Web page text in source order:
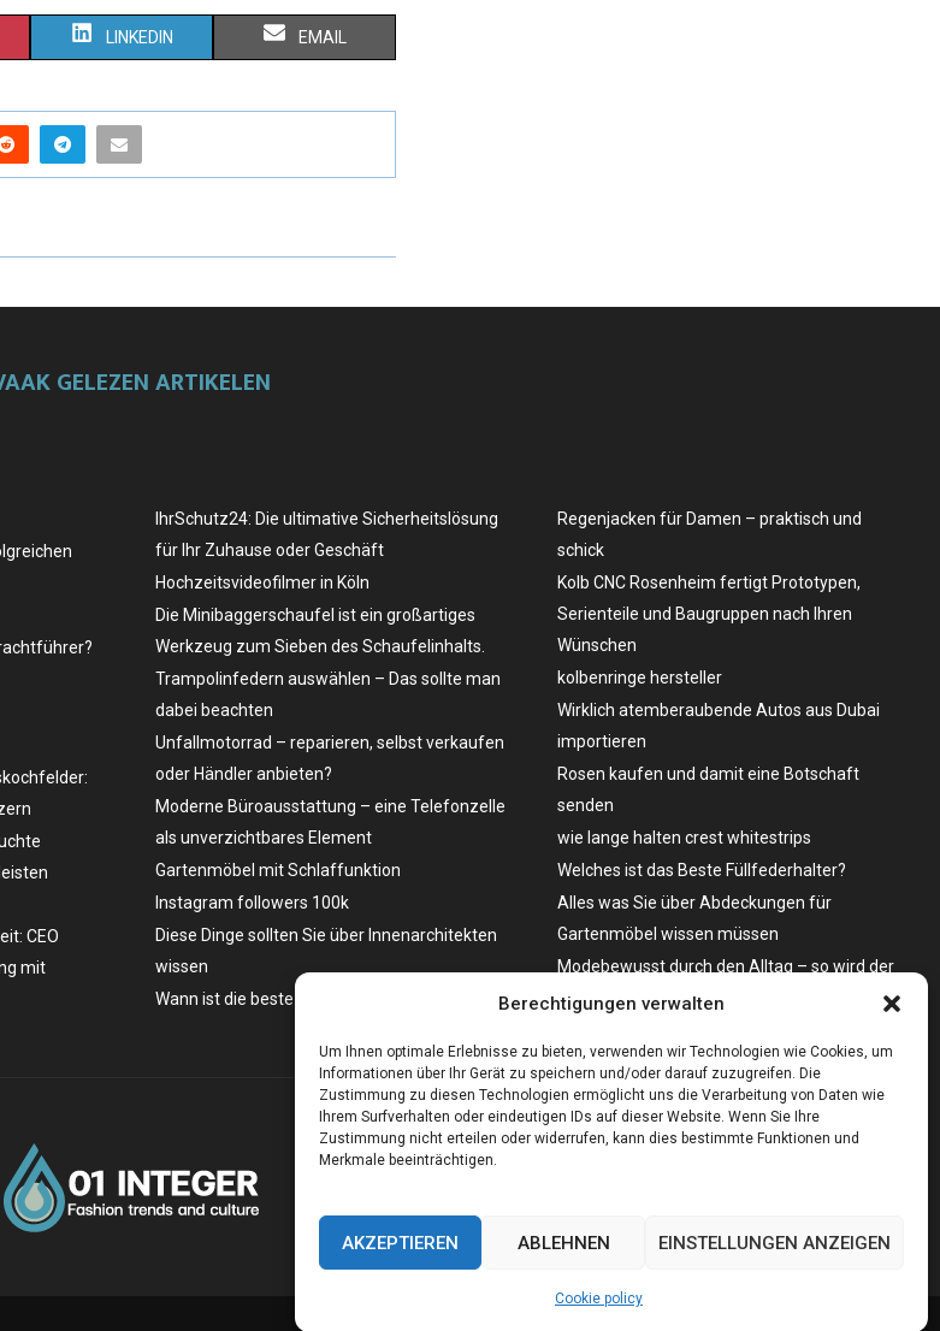
Berechtigungen verwalten
Um Ihnen optimale Erlebnisse zu bieten, verwenden wir Technologien wie Cookies, um
Informationen über Ihr Gerät zu speichern und/oder darauf zuzugreifen. Die
Zustimmung zu diesen Technologien ermöglicht uns die Verarbeitung von Daten wie
Ihrem Surfverhalten oder eindeutigen IDs auf dieser Website. Wenn Sie Ihre
Zustimmung nicht erteilen oder widerrufen, kann dies bestimmte Funktionen und
Merkmale beeinträchtigen.
AKZEPTIEREN ABLEHNEN EINSTELLUNGEN ANZEIGEN
Cookie policy
LINKEDIN EMAIL
GELEZEN ARTIKELEN
CEO
mit
IhrSchutz24: Die ultimative Sicherheitslösung
für Ihr Zuhause oder Geschäft
Hochzeitsvideofilmer in Köln
Die Minibaggerschaufel ist ein großartiges
Werkzeug zum Sieben des Schaufelinhalts.
Trampolinfedern auswählen – Das sollte man
dabei beachten
Unfallmotorrad – reparieren, selbst verkaufen
oder Händler anbieten?
Moderne Büroausstattung – eine Telefonzelle
als unverzichtbares Element
Gartenmöbel mit Schlaffunktion
Instagram followers 100k
Diese Dinge sollten Sie über Innenarchitekten
wissen
Wann ist die beste Zeit, ein Auto zu kaufen?
Regenjacken für Damen – praktisch und
schick
Kolb CNC Rosenheim fertigt Prototypen,
Serienteile und Baugruppen nach Ihren
Wünschen
kolbenringe hersteller
Wirklich atemberaubende Autos aus Dubai
importieren
Rosen kaufen und damit eine Botschaft
senden
wie lange halten crest whitestrips
Welches ist das Beste Füllfederhalter?
Alles was Sie über Abdeckungen für
Gartenmöbel wissen müssen
Modebewusst durch den Alltag – so wird der
Bürgersteig zum Laufsteg!